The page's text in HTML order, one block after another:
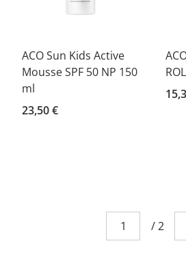
ACO Sun Kids Active
Mousse SPF 50 NP 150
ml
23,50 €
Page
You're /2